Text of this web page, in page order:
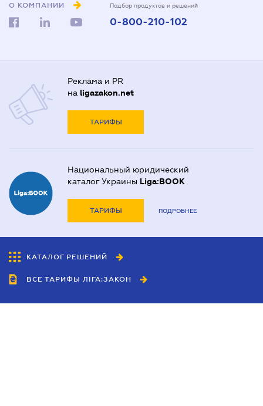
О КОМПАНИИ Подбор продуктов и решений
0-800-210-102
Реклама и PR
на ligazakon.net
ТАРИФЫ
Национальный юридический
каталог Украины Liga:BOOK
ТАРИФЫ ПОДРОБНЕЕ
КАТАЛОГ РЕШЕНИЙ
ВСЕ ТАРИФЫ ЛІГА:ЗАКОН